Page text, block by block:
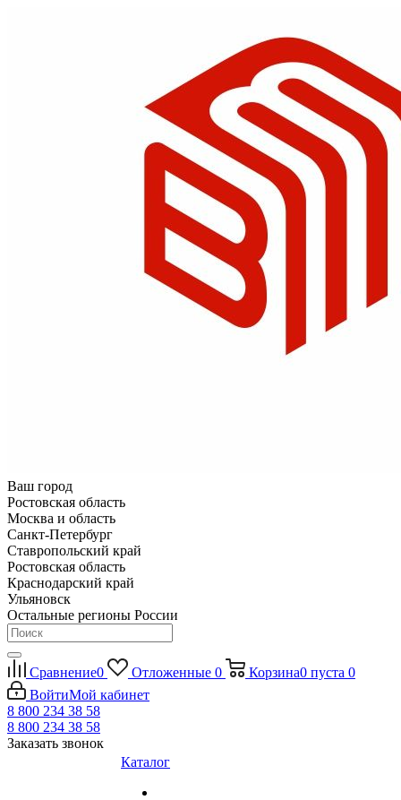
Ваш город
Ростовская область
Москва и область
Санкт-Петербург
Ставропольский край
Ростовская область
Краснодарский край
Ульяновск
Остальные регионы России
Сравнение0 Отложенные 0 Корзина0 пуста 0
ВойтиМой кабинет
8 800 234 38 58
8 800 234 38 58
Заказать звонок
Каталог